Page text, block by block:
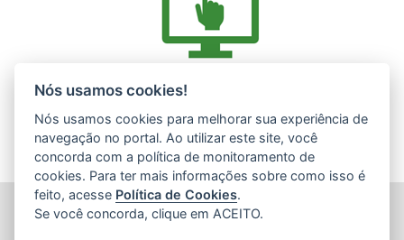
INSTITUTO ESTADUAL DE MEIO AMBIENTE (IEMA)
Nós usamos cookies!
Nós usamos cookies para melhorar sua experiência de
navegação no portal. Ao utilizar este site, você
concorda com a política de monitoramento de
cookies. Para ter mais informações sobre como isso é
feito, acesse Política de Cookies.
Se você concorda, clique em ACEITO.